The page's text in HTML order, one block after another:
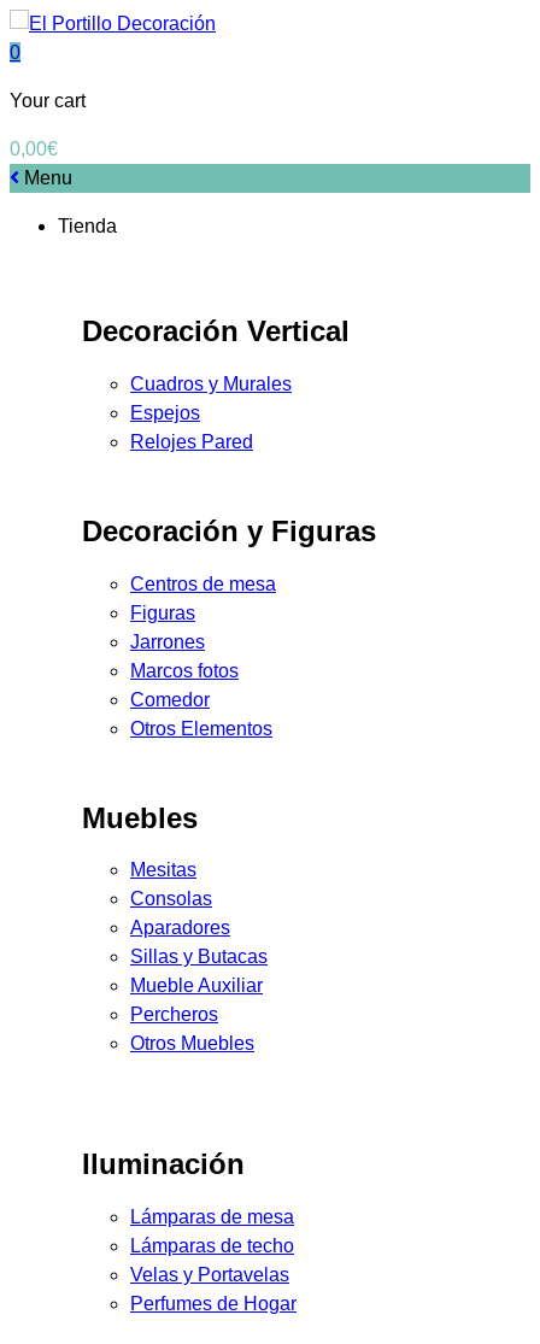
0
Your cart
0,00€
Menu
Tienda
Decoración Vertical
Cuadros y Murales
Espejos
Relojes Pared
Decoración y Figuras
Centros de mesa
Figuras
Jarrones
Marcos fotos
Comedor
Otros Elementos
Muebles
Mesitas
Consolas
Aparadores
Sillas y Butacas
Mueble Auxiliar
Percheros
Otros Muebles
Iluminación
Lámparas de mesa
Lámparas de techo
Velas y Portavelas
Perfumes de Hogar